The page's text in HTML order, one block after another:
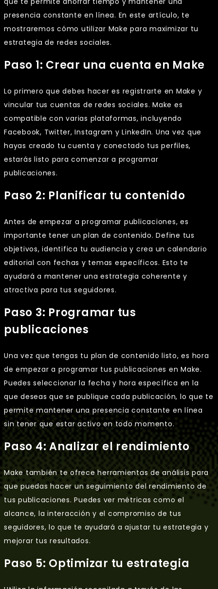
presencia constante en línea. En este artículo, te
mostraremos cómo utilizar Make para maximizar tu
estrategia de redes sociales.
Paso 1: Crear una cuenta en Make
Lo primero que debes hacer es registrarte en Make y
vincular tus cuentas de redes sociales. Make es
compatible con varias plataformas, incluyendo
Facebook, Twitter, Instagram y LinkedIn. Una vez que
hayas creado tu cuenta y conectado tus perfiles,
estarás listo para comenzar a programar
publicaciones.
Paso 2: Planificar tu contenido
Antes de empezar a programar publicaciones, es
importante tener un plan de contenido. Define tus
objetivos, identifica tu audiencia y crea un calendario
editorial con fechas y temas específicos. Esto te
ayudará a mantener una estrategia coherente y
atractiva para tus seguidores.
Paso 3: Programar tus
publicaciones
Una vez que tengas tu plan de contenido listo, es hora
de empezar a programar tus publicaciones en Make.
Puedes seleccionar la fecha y hora específica en la
que deseas que se publique cada publicación, lo que te
permite mantener una presencia constante en línea
sin tener que estar activo en todo momento.
Paso 4: Analizar el rendimiento
Make también te ofrece herramientas de análisis para
que puedas hacer un seguimiento del rendimiento de
tus publicaciones. Puedes ver métricas como el
alcance, la interacción y el compromiso de tus
seguidores, lo que te ayudará a ajustar tu estrategia y
mejorar tus resultados.
Paso 5: Optimizar tu estrategia